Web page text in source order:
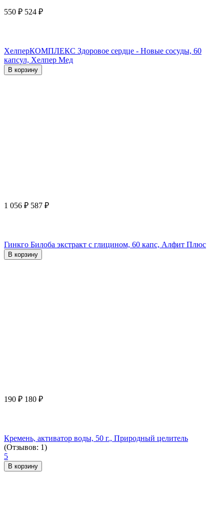
550 ₽ 524 ₽
ХелперКОМПЛЕКС Здоровое сердце - Новые сосуды, 60
капсул, Хелпер Мед
В корзину
1 056 ₽ 587 ₽
Гинкго Билоба экстракт с глицином, 60 капс, Алфит Плюс
В корзину
190 ₽ 180 ₽
Кремень, активатор воды, 50 г., Природный целитель
(Отзывов: 1)
5
В корзину